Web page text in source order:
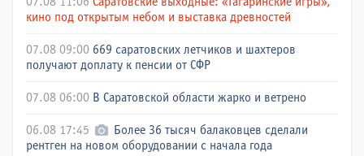
кино под открытым небом и выставка древностей
07.08 09:00 669 саратовских летчиков и шахтеров
получают доплату к пенсии от СФР
07.08 06:00 В Саратовской области жарко и ветрено
06.08 17:45
Более 36 тысяч балаковцев сделали
рентген на новом оборудовании с начала года